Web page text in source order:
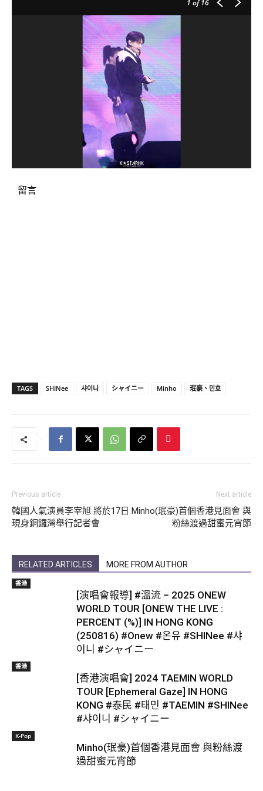
1 of 16
留言
TAGS SHINee 샤이니 シャイニー Minho 珉豪、민호
Previous article
韓國人氣演員李宰旭 將於17日
現身銅鑼灣舉行記者會
Next article
Minho(珉豪)首個香港見面會 與
粉絲渡過甜蜜元宵節
RELATED ARTICLES MORE FROM AUTHOR
香港
[演唱會報導] #溫流 – 2025 ONEW
WORLD TOUR [ONEW THE LIVE :
PERCENT (%)] IN HONG KONG
(250816) #Onew #온유 #SHINee #샤
이니 #シャイニー
香港
[香港演唱會] 2024 TAEMIN WORLD
TOUR [Ephemeral Gaze] IN HONG
KONG #泰民 #태민 #TAEMIN #SHINee
#샤이니 #シャイニー
K-Pop
Minho(珉豪)首個香港見面會 與粉絲渡
過甜蜜元宵節